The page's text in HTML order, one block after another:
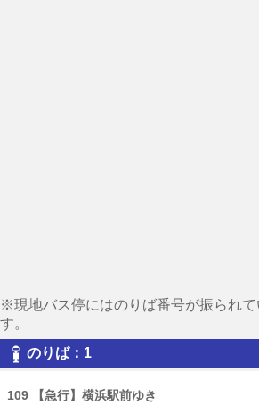
※現地バス停にはのりば番号が振られて
す。
のりば：1
109 【急行】横浜駅前ゆき